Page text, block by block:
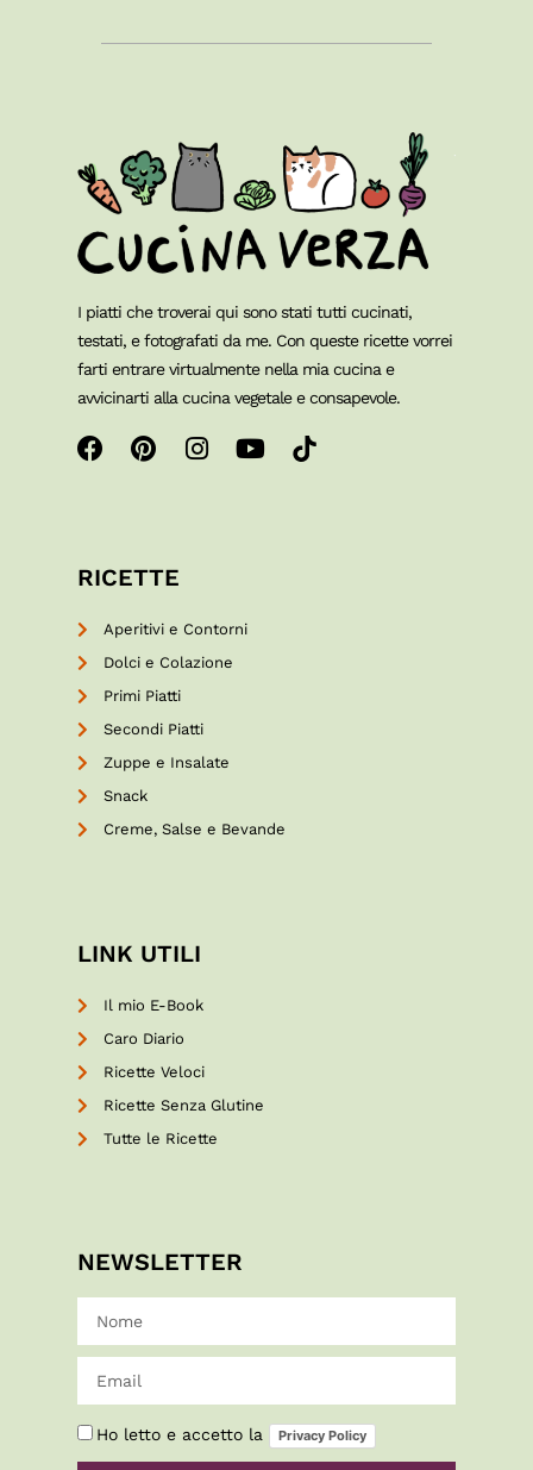
I piatti che troverai qui sono stati tutti cucinati,
testati, e fotografati da me. Con queste ricette vorrei
farti entrare virtualmente nella mia cucina e
avvicinarti alla cucina vegetale e consapevole.
RICETTE
Aperitivi e Contorni
Dolci e Colazione
Primi Piatti
Secondi Piatti
Zuppe e Insalate
Snack
Creme, Salse e Bevande
LINK UTILI
Il mio E-Book
Caro Diario
Ricette Veloci
Ricette Senza Glutine
Tutte le Ricette
NEWSLETTER
Ho letto e accetto la Privacy Policy